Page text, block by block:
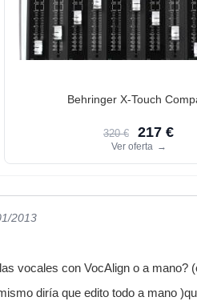
Behringer X-Touch
320 € 217 €
Ver oferta →
2013
vocales con VocAlign o a mano?
diría que edito todo a mano